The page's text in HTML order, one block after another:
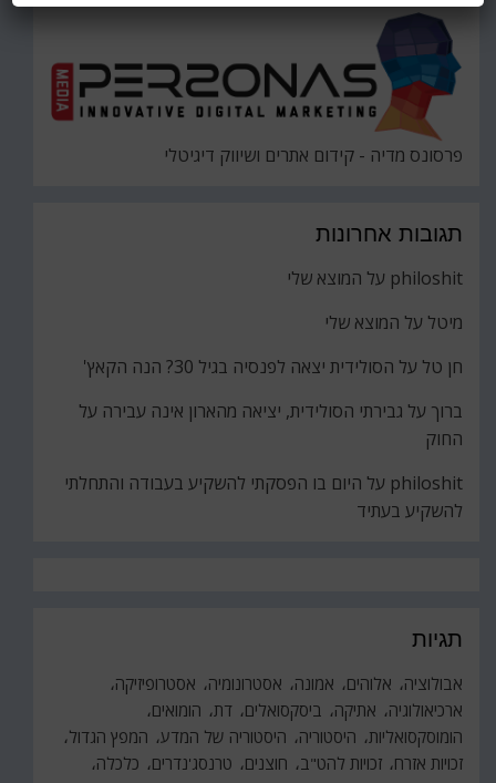
פרסונס מדיה - קידום אתרים ושיווק דיגיטלי
תגובות אחרונות
philoshit על המוצא שלי
מיטל על המוצא שלי
חן טל על הסולידית יצאה לפנסיה בגיל 30? הנה הקאץ'
ברוך על גבירתי הסולידית, יציאה מהארון אינה עבירה על
החוק
philoshit על היום בו הפסקתי להשקיע בעבודה והתחלתי
להשקיע בעתיד
תגיות
אבולוציה אלוהים אמונה אסטרונומיה
אסטרופיזיקה
ארכיאולוגיה
אתיקה ביסקסואלים דת הומואים
הומוסקסואליות היסטוריה היסטוריה של המדע המפץ הגדול
זכויות אזרח זכויות להט"ב חוצנים טרנסג'נדרים
כלכלה